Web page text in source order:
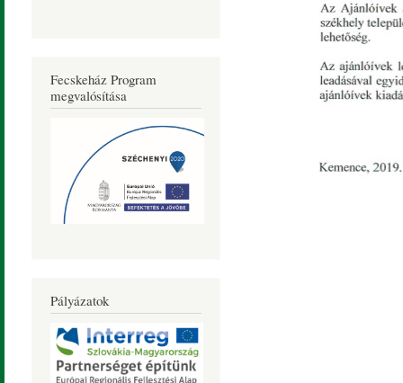
Fecskeház Program
megvalósítása
Pályázatok